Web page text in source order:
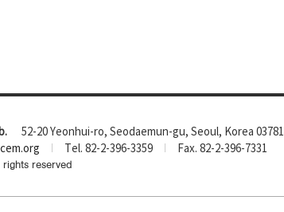
52-20 Yeonhui-ro, Seodaemun-gu, Seoul, Korea 03781
Tel. 82-2-396-3359 Fax. 82-2-396-7331
rights reserved